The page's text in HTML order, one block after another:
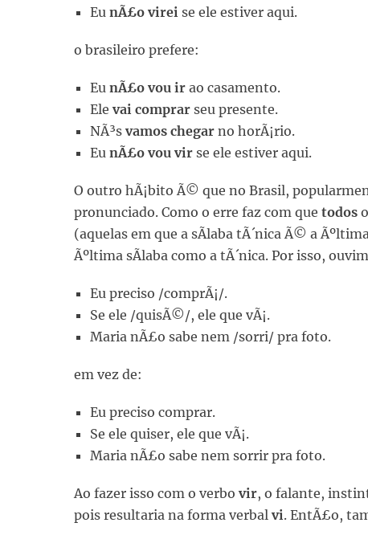
Eu nÃ£o virei se ele estiver aqui.
o brasileiro prefere:
Eu nÃ£o vou ir ao casamento.
Ele vai comprar seu presente.
NÃ³s vamos chegar no horÃ¡rio.
Eu nÃ£o vou vir se ele estiver aqui.
O outro hÃ¡bito Ã© que no Brasil,
pronunciado. Como o erre faz com que todos
(aquelas em que a sÃ­laba tÃ´nica Ã© a
Ãºltima sÃ­laba como a tÃ´nica. Por isso,
Eu preciso /comprÃ¡/.
Se ele /quisÃ©/, ele que vÃ¡.
Maria nÃ£o sabe nem /sorri/ pra foto.
em vez de:
Eu preciso comprar.
Se ele quiser, ele que vÃ¡.
Maria nÃ£o sabe nem sorrir pra foto.
Ao fazer isso com o verbo vir, o falante,
pois resultaria na forma verbal vi. EntÃ£o,